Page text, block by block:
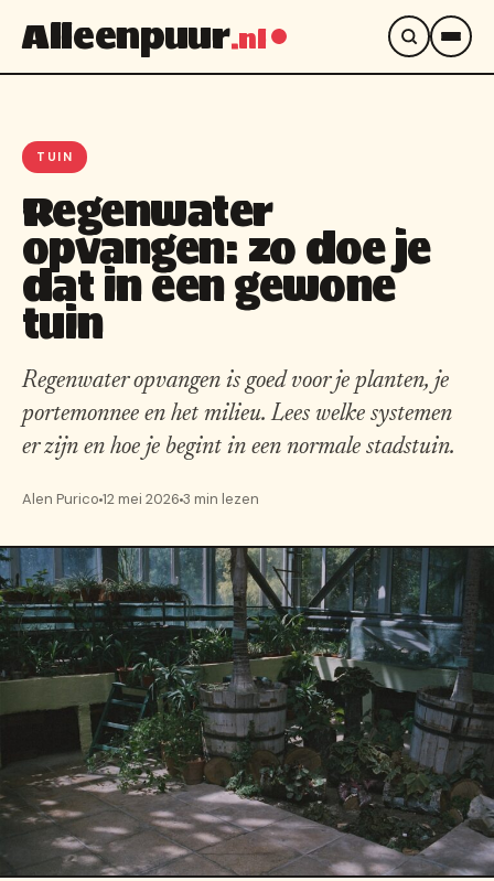
Alleenpuur.nl
TUIN
Regenwater
opvangen: zo doe je
dat in een gewone
tuin
Regenwater opvangen is goed voor je planten, je
portemonnee en het milieu. Lees welke systemen
er zijn en hoe je begint in een normale stadstuin.
Alen Purico 12 mei 2026 3 min lezen